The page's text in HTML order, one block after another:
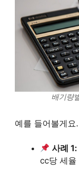
배기량
예를 들어볼게요.
사례
cc당 세